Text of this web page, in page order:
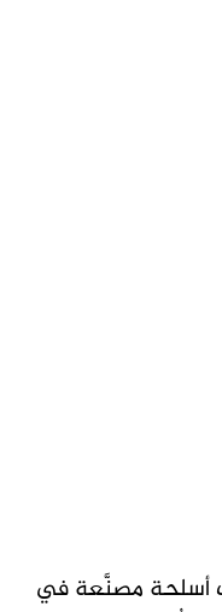
أسلحة مصنَّعة في